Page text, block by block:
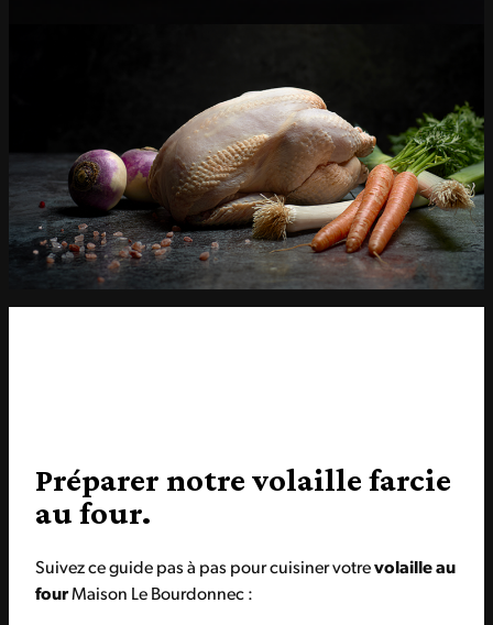
Préparer notre volaille farcie
au four.
Suivez ce guide pas à pas pour cuisiner votrevolaille au
fourMaison Le Bourdonnec :